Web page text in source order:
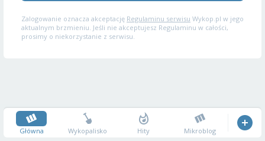
Zalogowanie oznacza akceptację Regulaminu serwisu Wykop.pl w jego
aktualnym brzmieniu. Jeśli nie akceptujesz Regulaminu w całości,
prosimy o niekorzystanie z serwisu.
Główna Wykopalisko Hity Mikroblog